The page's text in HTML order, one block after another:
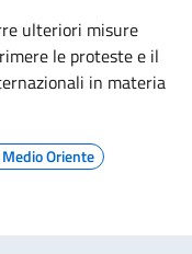
ulteriori misure
le proteste e il
in materia
Oriente